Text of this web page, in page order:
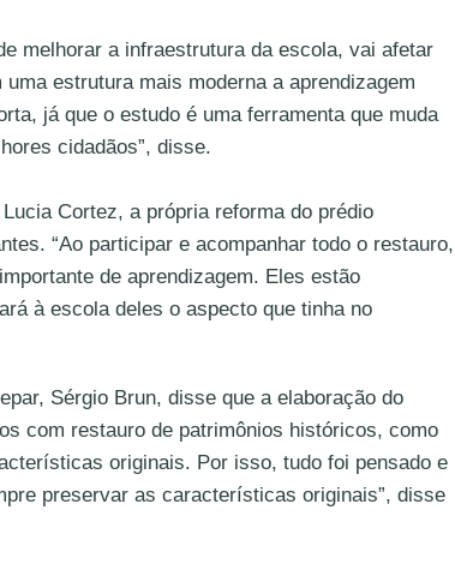
melhorar a infraestrutura da escola, vai afetar
estrutura mais moderna a aprendizagem
já que o estudo é uma ferramenta que muda
cidadãos”, disse.
Cortez, a própria reforma do prédio
“Ao participar e acompanhar todo o restauro,
de aprendizagem. Eles estão
à escola deles o aspecto que tinha no
Sérgio Brun, disse que a elaboração do
com restauro de patrimônios históricos, como
originais. Por isso, tudo foi pensado e
preservar as características originais”, disse